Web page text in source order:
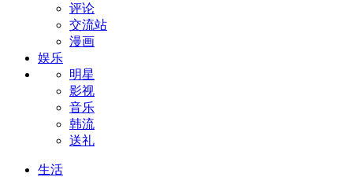
评论
交流站
漫画
娱乐
明星
影视
音乐
韩流
送礼
生活